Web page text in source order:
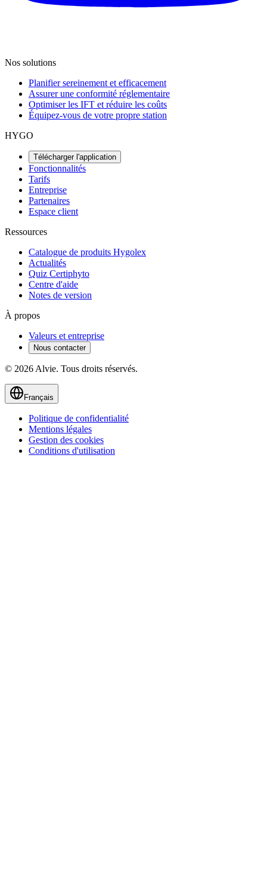
Nos solutions
Planifier sereinement et efficacement
Assurer une conformité réglementaire
Optimiser les IFT et réduire les coûts
Équipez-vous de votre propre station
HYGO
Télécharger l'application
Fonctionnalités
Tarifs
Entreprise
Partenaires
Espace client
Ressources
Catalogue de produits Hygolex
Actualités
Quiz Certiphyto
Centre d'aide
Notes de version
À propos
Valeurs et entreprise
Nous contacter
© 2026 Alvie. Tous droits réservés.
Français
Politique de confidentialité
Mentions légales
Gestion des cookies
Conditions d'utilisation